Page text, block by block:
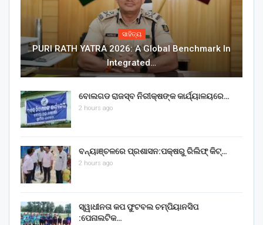
ସାହିତ୍ୟ
PURI RATH YATRA 2026: A Global Benchmark In
Integrated…
ବୋଲଗଡ ରାଜସ୍ବ ନିରୀକ୍ଷଙ୍କ କାର୍ଯ୍ୟାଳୟରେ…
2 hours ago
ବନ୍ୟାଞ୍ଚଳରେ ପ୍ରଶାସନ:ପକ୍ଷରୁ ରିଲିଫ୍ କିଟ୍…
2 hours ago
ସ୍ୱାଧୀନତା କପ ଫୁଟବଲ ଚମ୍ପିୟାନସିପ
:ପେନାଲଟିକ…